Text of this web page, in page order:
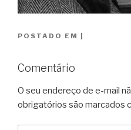
POSTADO EM
Comentário
O seu endereço de e-mail
obrigatórios são marcados